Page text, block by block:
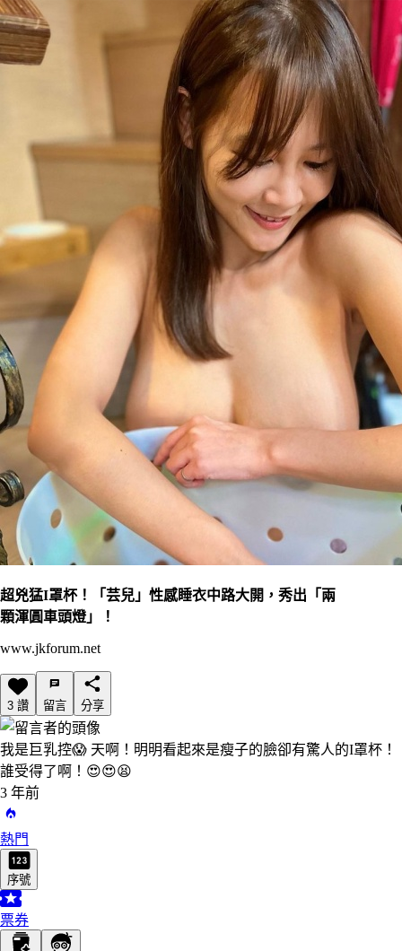
超兇猛I罩杯！「芸兒」性感睡衣中路大開，秀出「兩
顆渾圓車頭燈」！
www.jkforum.net
3 讚 留言 分享
我是巨乳控😱 天啊！明明看起來是瘦子的臉卻有驚人的I罩杯！
誰受得了啊！😍😍😫
3 年前
熱門
序號
票券